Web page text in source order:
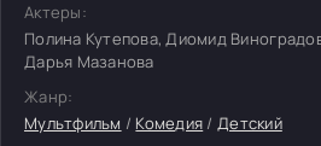
Актеры:
Полина Кутепова, Диомид
Дарья Мазанова
Жанр:
Мультфильм / Комедия / Детский